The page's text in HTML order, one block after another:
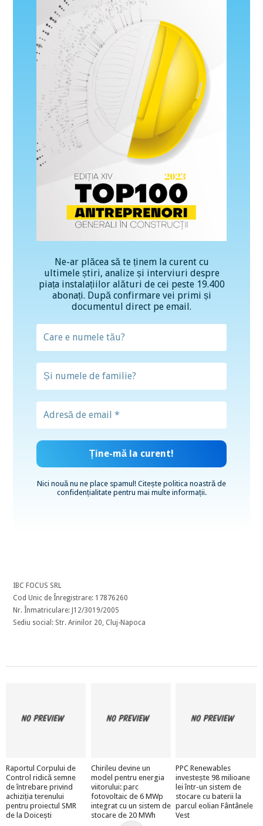
Ne-ar plăcea să te ținem la curent cu
ultimele știri, analize și interviuri despre
piața instalațiilor alături de cei peste 19.400
abonați. După confirmare vei primi și
documentul direct pe email.
Nici nouă nu ne place spamul! Citește politica noastră de
confidențialitatepentru mai multe informații.
IBC FOCUS SRL
Cod Unic de Înregistrare: 17876260
Nr. Înmatriculare: J12/3019/2005
Sediu social: Str. Arinilor 20, Cluj-Napoca
Raportul Corpului de
Control ridică semne
de întrebare privind
achiziția terenului
pentru proiectul SMR
de la Doicești
Chirileu devine un
model pentru energia
viitorului: parc
fotovoltaic de 6 MWp
integrat cu un sistem de
stocare de 20 MWh
PPC Renewables
investește 98 milioane
lei într-un sistem de
stocare cu baterii la
parcul eolian Fântânele
Vest